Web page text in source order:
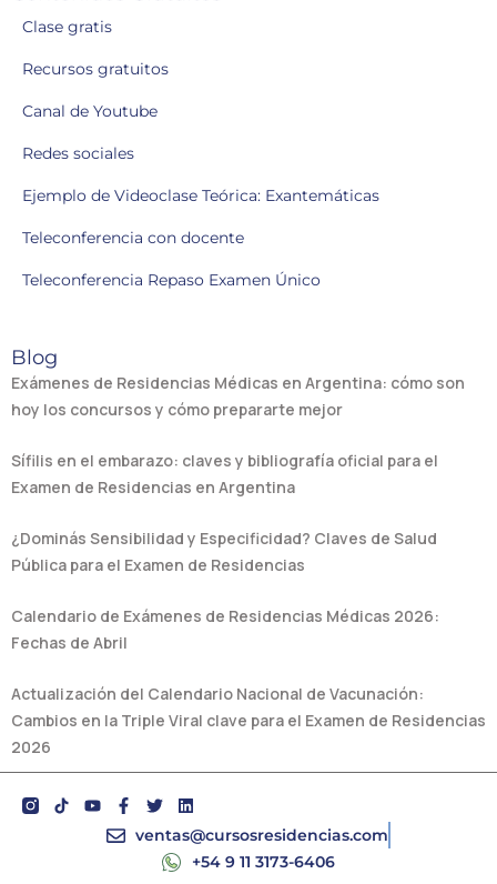
Clase gratis
Recursos gratuitos
Canal de Youtube
Redes sociales
Ejemplo de Videoclase Teórica: Exantemáticas
Teleconferencia con docente
Teleconferencia Repaso Examen Único
Blog
Exámenes de Residencias Médicas en Argentina: cómo son
hoy los concursos y cómo prepararte mejor
Sífilis en el embarazo: claves y bibliografía oficial para el
Examen de Residencias en Argentina
¿Dominás Sensibilidad y Especificidad? Claves de Salud
Pública para el Examen de Residencias
Calendario de Exámenes de Residencias Médicas 2026:
Fechas de Abril
Actualización del Calendario Nacional de Vacunación:
Cambios en la Triple Viral clave para el Examen de Residencias
2026
Y
o
F
a
c
T
w
i
L
i
n
e
ventas@cursosresidencias.com
+54 9 11 3173-6406